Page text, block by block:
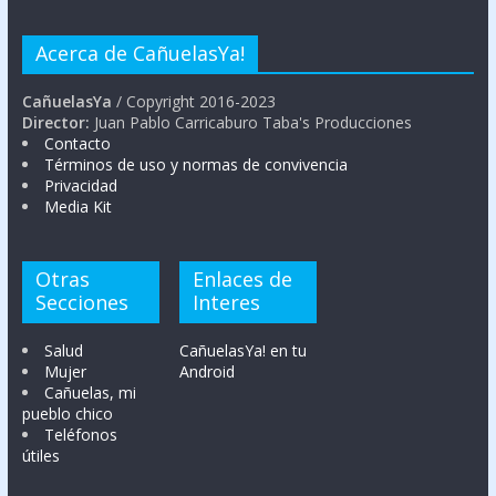
Acerca de CañuelasYa!
CañuelasYa / Copyright 2016-2023
Director: Juan Pablo Carricaburo Taba's Producciones
Contacto
Términos de uso y normas de convivencia
Privacidad
Media Kit
Otras
Secciones
Salud
Mujer
Cañuelas, mi
pueblo chico
Teléfonos
útiles
Enlaces de
Interes
CañuelasYa! en tu
Android